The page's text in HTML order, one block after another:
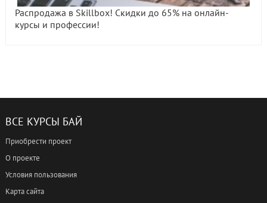
Распродажа в Skillbox! Скидки до 65% на онлайн-
курсы и профессии!
ВСЕ КУРСЫ БАЙ
Приобрести проект
О проекте
Условия пользования
Карта сайта